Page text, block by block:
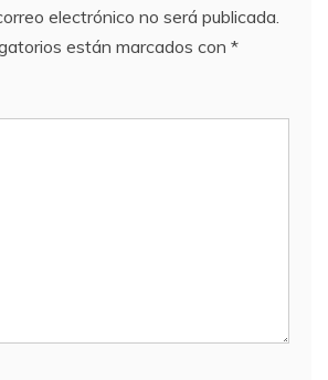
electrónico no será publicada.
están marcados con *